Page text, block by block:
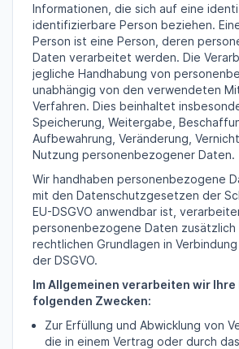
Informationen, die sich auf eine
identifizierbare Person beziehen.
Person ist eine Person, deren
Daten verarbeitet werden. Die
jegliche Handhabung von
unabhängig von den verwendeten
Verfahren. Dies beinhaltet
Speicherung, Weitergabe,
Aufbewahrung, Veränderung,
Nutzung personenbezogener Daten.
Wir handhaben personenbezogene
mit den Datenschutzgesetzen der
EU-DSGVO anwendbar ist,
personenbezogene Daten zusätzlich
rechtlichen Grundlagen in
der DSGVO.
Im Allgemeinen verarbeiten wir Ihre
folgenden Zwecken:
Zur Erfüllung und Abwicklung von
die in einem Vertrag oder durch